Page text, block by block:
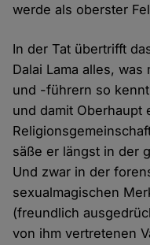
werde als oberster
In der Tat übertrifft
Dalai Lama alles,
und -führern so
und damit Oberhaupt
säße er längst in der
Und zwar in der
sexualmagischen
(freundlich
von ihm vertretenen